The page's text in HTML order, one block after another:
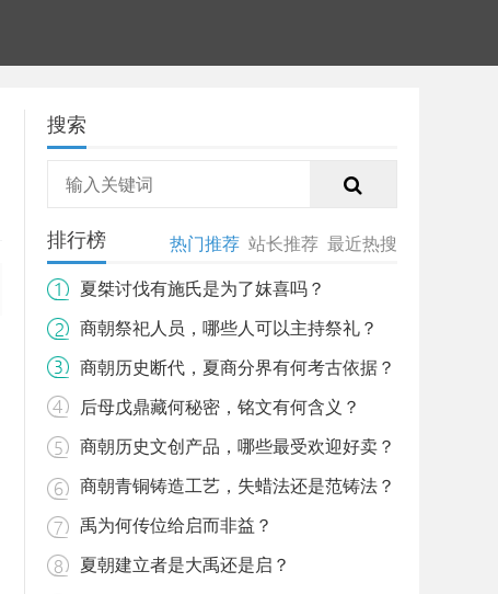
搜索
排行榜 热门推荐 站长推荐 最近热搜
夏桀讨伐有施氏是为了妺喜吗？
商朝祭祀人员，哪些人可以主持祭礼？
商朝历史断代，夏商分界有何考古依据？
后母戊鼎藏何秘密，铭文有何含义？
商朝历史文创产品，哪些最受欢迎好卖？
商朝青铜铸造工艺，失蜡法还是范铸法？
禹为何传位给启而非益？
夏朝建立者是大禹还是启？